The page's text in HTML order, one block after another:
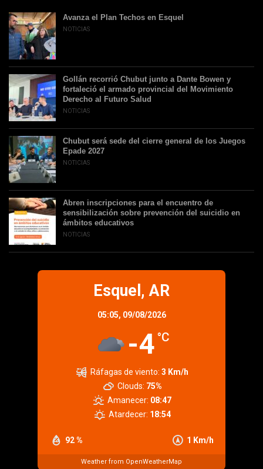
Avanza el Plan Techos en Esquel
NOTICIAS
Gollán recorrió Chubut junto a Dante Bowen y
fortaleció el armado provincial del Movimiento
Derecho al Futuro Salud
NOTICIAS
Chubut será sede del cierre general de los Juegos
Epade 2027
NOTICIAS
Abren inscripciones para el encuentro de
sensibilización sobre prevención del suicidio en
ámbitos educativos
NOTICIAS
Esquel, AR
05:05, 09/08/2026
-4 °C
92 % 1 Km/h
Ráfagas de viento: 3 Km/h
Clouds: 75%
Amanecer: 08:47
Atardecer: 18:54
Weather from OpenWeatherMap